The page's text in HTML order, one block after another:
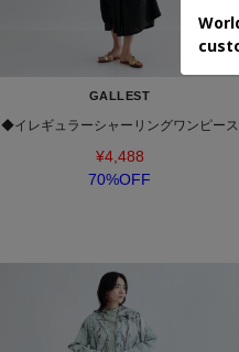
GALLEST
◆イレギュラーシャーリングワンピース
¥4,488
70%OFF